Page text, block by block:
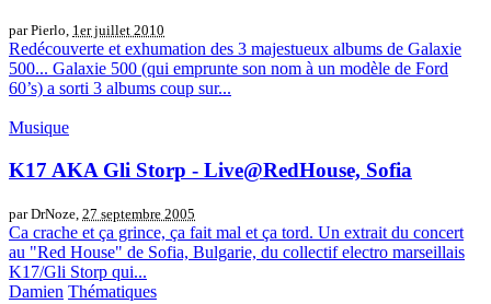
par Pierlo, 1er juillet 2010
Redécouverte et exhumation des 3 majestueux albums de Galaxie
500... Galaxie 500 (qui emprunte son nom à un modèle de Ford
60’s) a sorti 3 albums coup sur...
Musique
K17 AKA Gli Storp - Live@RedHouse, Sofia
par DrNoze, 27 septembre 2005
Ca crache et ça grince, ça fait mal et ça tord. Un extrait du concert
au "Red House" de Sofia, Bulgarie, du collectif electro marseillais
K17/Gli Storp qui...
Damien Thématiques